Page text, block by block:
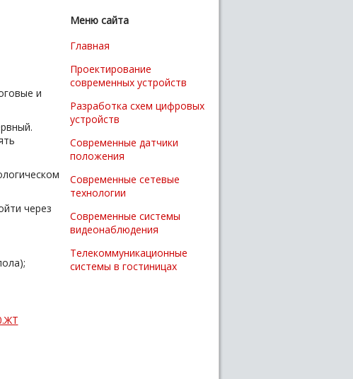
и
через
Меню сайта
Главная
Проектирование
современных устройств
Разработка схем цифровых
устройств
Современные датчики
положения
Современные сетевые
технологии
Современные системы
видеонаблюдения
Телекоммуникационные
системы в гостиницах